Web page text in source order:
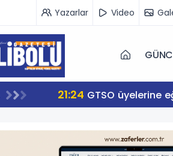
Yazarlar Video
21:24 GTSO üyelerine